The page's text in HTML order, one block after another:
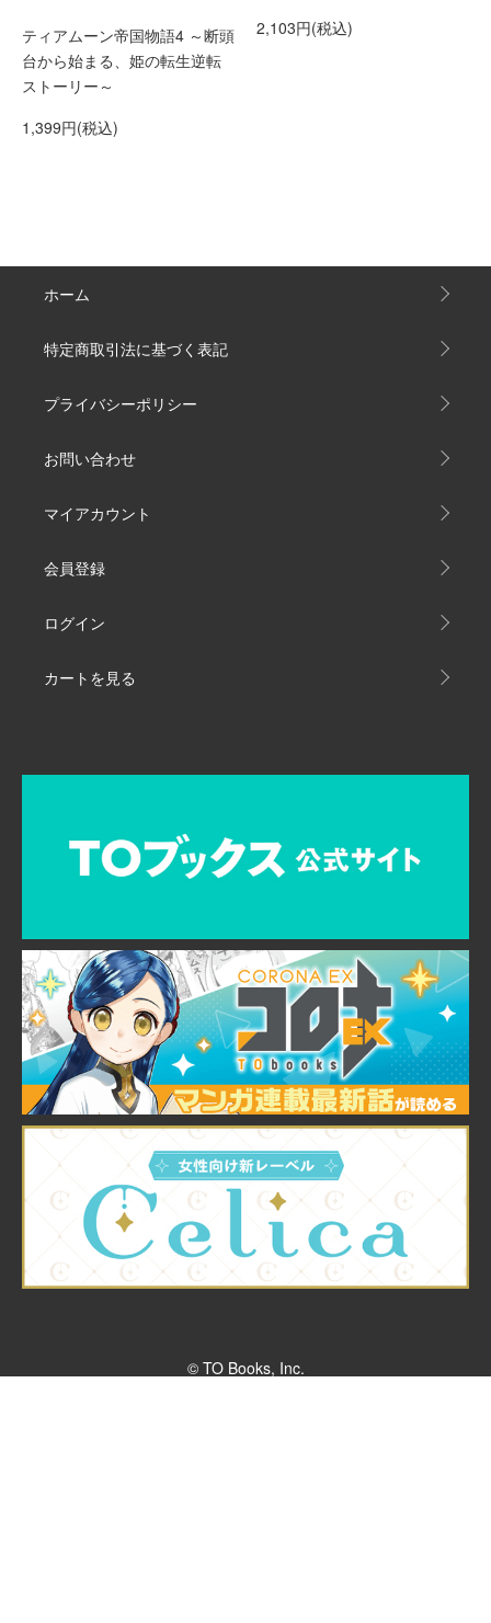
ティアムーン帝国物語4 ～断頭
台から始まる、姫の転生逆転
ストーリー～
1,399円(税込)
2,103円(税込)
ホーム
特定商取引法に基づく表記
プライバシーポリシー
お問い合わせ
マイアカウント
会員登録
ログイン
カートを見る
© TO Books, Inc.